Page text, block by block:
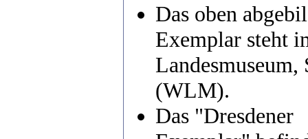
Das oben
Exemplar steht
Landesmuseum,
(WLM).
Das "Dresdener